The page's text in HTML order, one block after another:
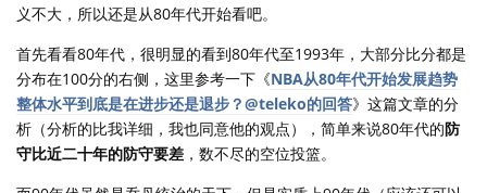
义不大，所以还是从80年代开始看吧。
首先看看80年代，很明显的看到80年代至1993年，大部分比分都是
分布在100分的右侧，这里参考一下《NBA从80年代开始发展趋势
整体水平到底是在进步还是退步？@teleko的回答》这篇文章的分
析（分析的比我详细，我也同意他的观点），简单来说80年代的防
守比近二十年的防守要差 ，数不尽的空位投篮。